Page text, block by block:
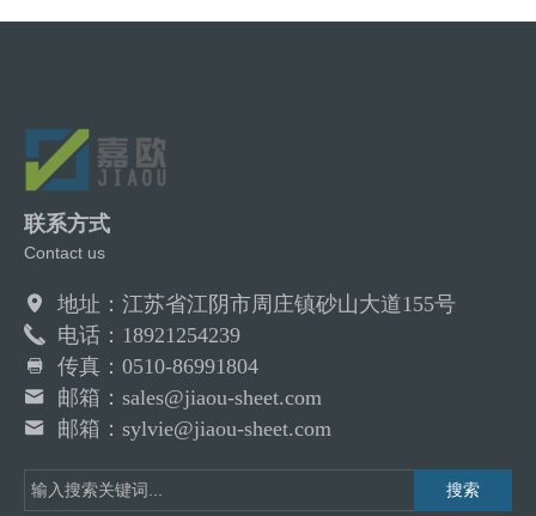
联系方式
Contact us
地址：江苏省江阴市周庄镇砂山大道155号
电话：18921254239
传真：0510-86991804
邮箱：sales@jiaou-sheet.com
邮箱：sylvie@jiaou-sheet.com